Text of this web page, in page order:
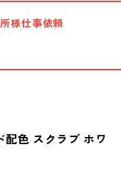
様仕事依頼
色 スクラブ ホワ